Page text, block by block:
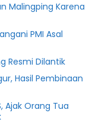
Malingping Karena
PMI Asal
Resmi Dilantik
Hasil Pembinaan
Ajak Orang Tua